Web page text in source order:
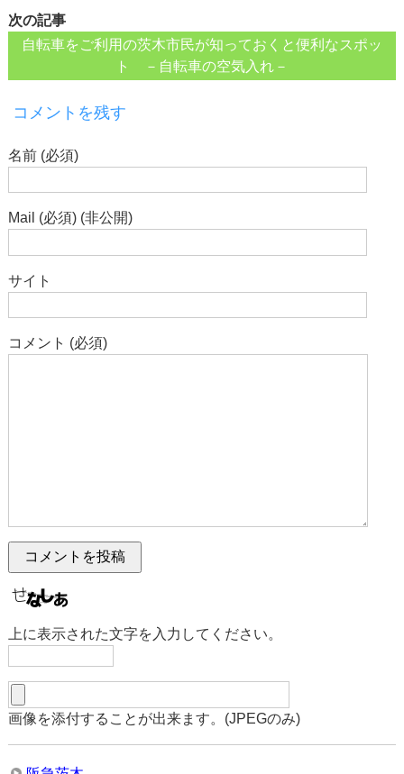
次の記事
自転車をご利用の茨木市民が知っておくと便利なスポッ
ト －自転車の空気入れ－
コメントを残す
名前 (必須)
Mail (必須) (非公開)
サイト
コメント (必須)
上に表示された文字を入力してください。
画像を添付することが出来ます。(JPEGのみ)